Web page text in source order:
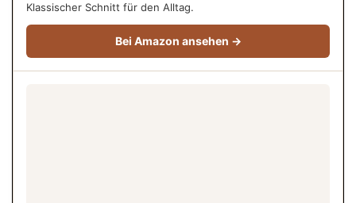
Klassischer Schnitt für den Alltag.
Bei Amazon ansehen →